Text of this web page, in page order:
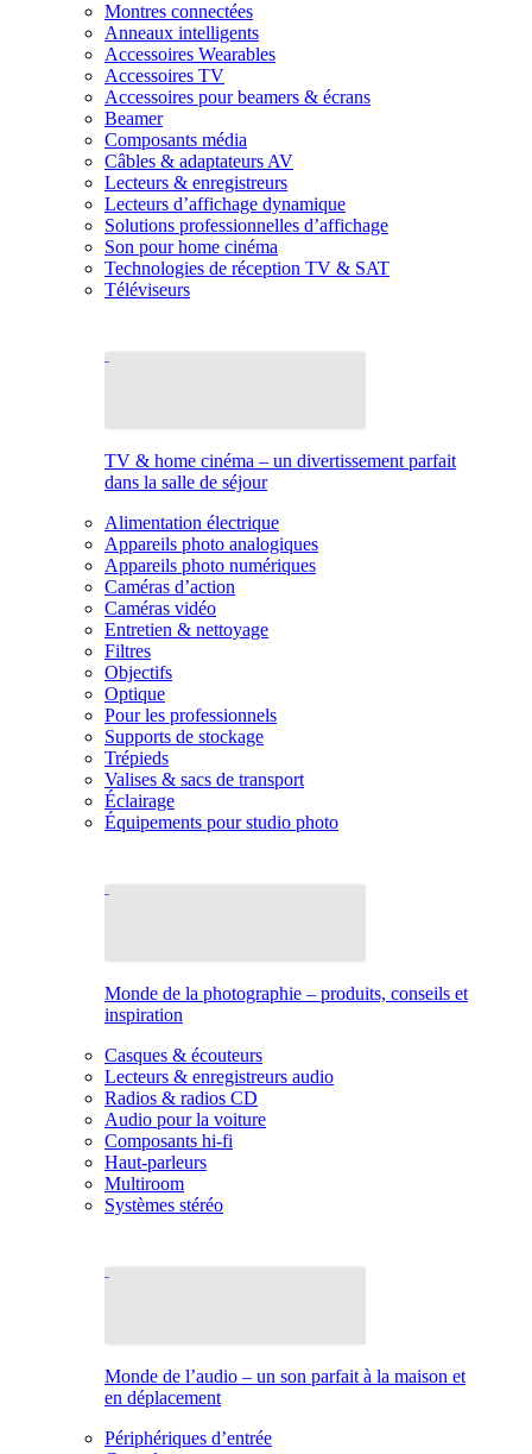
Montres connectées
Anneaux intelligents
Accessoires Wearables
Accessoires TV
Accessoires pour beamers & écrans
Beamer
Composants média
Câbles & adaptateurs AV
Lecteurs & enregistreurs
Lecteurs d’affichage dynamique
Solutions professionnelles d’affichage
Son pour home cinéma
Technologies de réception TV & SAT
Téléviseurs
TV & home cinéma – un divertissement parfait
dans la salle de séjour
Alimentation électrique
Appareils photo analogiques
Appareils photo numériques
Caméras d’action
Caméras vidéo
Entretien & nettoyage
Filtres
Objectifs
Optique
Pour les professionnels
Supports de stockage
Trépieds
Valises & sacs de transport
Éclairage
Équipements pour studio photo
Monde de la photographie – produits, conseils et
inspiration
Casques & écouteurs
Lecteurs & enregistreurs audio
Radios & radios CD
Audio pour la voiture
Composants hi-fi
Haut-parleurs
Multiroom
Systèmes stéréo
Monde de l’audio – un son parfait à la maison et
en déplacement
Périphériques d’entrée